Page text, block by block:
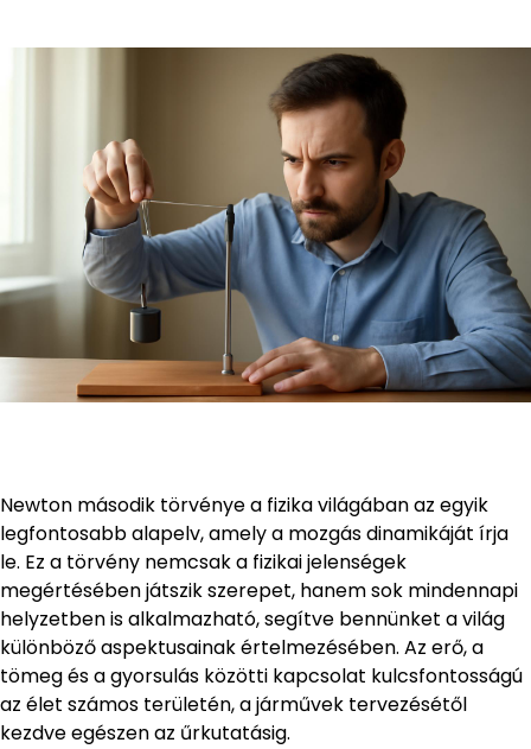
Newton második törvénye a fizika világában az egyik
legfontosabb alapelv, amely a mozgás dinamikáját írja
le. Ez a törvény nemcsak a fizikai jelenségek
megértésében játszik szerepet, hanem sok mindennapi
helyzetben is alkalmazható, segítve bennünket a világ
különböző aspektusainak értelmezésében. Az erő, a
tömeg és a gyorsulás közötti kapcsolat kulcsfontosságú
az élet számos területén, a járművek tervezésétől
kezdve egészen az űrkutatásig.